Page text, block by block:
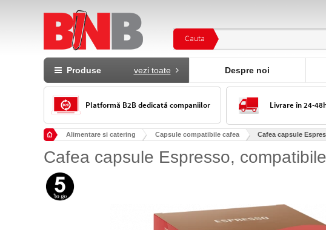
Cauta
Produse vezi toate Despre noi
Platformă B2B dedicată companiilor Livrare în 24-
Alimentare si catering Capsule compatibile cafea Cafea capsule
Cafea capsule Espresso,